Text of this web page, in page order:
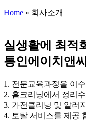
Home » 회사소개
실생활에 최적
통인에이치앤
1. 전문교육과정을 이
2. 홈크리닝에서 정리
3. 가전클리닝 및 알러
4. 토탈 서비스를 제공